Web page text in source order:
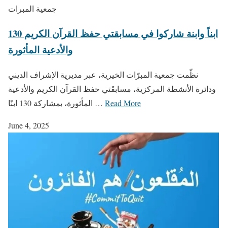
جمعية المبرات
130 ابناً وابنة شاركوا في مسابقتي حفظ القرآن الكريم
والأدعية المأثورة
نظّمت جمعية المبرّات الخيرية، عبر مديرية الإشراف الديني
ودائرة الأنشطة المركزية، مسابقَتي حفظ القرآن الكريم والأدعية
المأثورة، بمشاركة 130 ابنًا … Read More
June 4, 2025